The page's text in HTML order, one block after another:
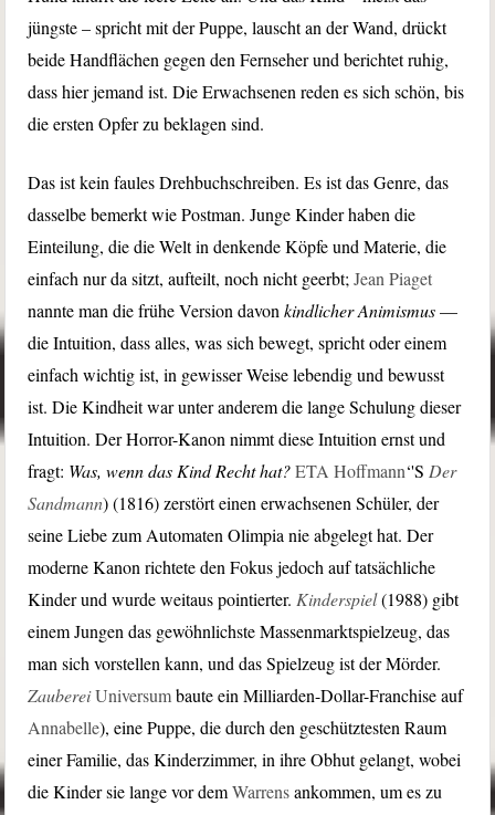
jüngste – spricht mit der Puppe, lauscht an der Wand, drückt
beide Handflächen gegen den Fernseher und berichtet ruhig,
dass hier jemand ist. Die Erwachsenen reden es sich schön, bis
die ersten Opfer zu beklagen sind.
Das ist kein faules Drehbuchschreiben. Es ist das Genre, das
dasselbe bemerkt wie Postman. Junge Kinder haben die
Einteilung, die die Welt in denkende Köpfe und Materie, die
einfach nur da sitzt, aufteilt, noch nicht geerbt;Jean Piaget
nannte man die frühe Version davonkindlicher Animismus—
die Intuition, dass alles, was sich bewegt, spricht oder einem
einfach wichtig ist, in gewisser Weise lebendig und bewusst
ist. Die Kindheit war unter anderem die lange Schulung dieser
Intuition. Der Horror-Kanon nimmt diese Intuition ernst und
fragt: Was, wenn das Kind Recht hat? ETA Hoffmann‘'SDer
Sandmann) (1816) zerstört einen erwachsenen Schüler, der
seine Liebe zum Automaten Olimpia nie abgelegt hat. Der
moderne Kanon richtete den Fokus jedoch auf tatsächliche
Kinder und wurde weitaus pointierter.Kinderspiel(1988) gibt
einem Jungen das gewöhnlichste Massenmarktspielzeug, das
man sich vorstellen kann, und das Spielzeug ist der Mörder.
ZaubereiUniversumbaute ein Milliarden-Dollar-Franchise auf
Annabelle), eine Puppe, die durch den geschütztesten Raum
einer Familie, das Kinderzimmer, in ihre Obhut gelangt, wobei
die Kinder sie lange vor demWarrensankommen, um es zu